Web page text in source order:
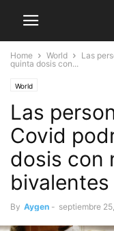
Home World
Las
quinta dosis con...
World
Las
Covid
dosis con
bivalentes
By Aygen - septiembre